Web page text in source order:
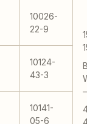
10026-
22-9
10124-
43-3
10141-
05-6